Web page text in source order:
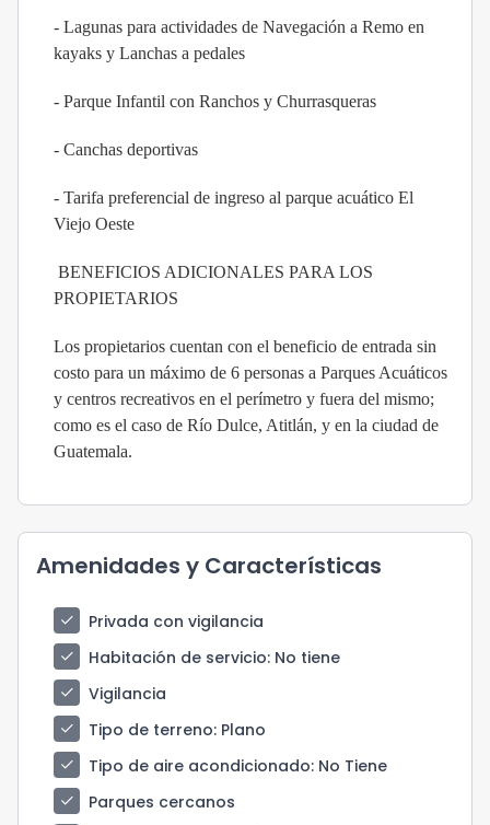
- Lagunas para actividades de Navegación a Remo en
kayaks y Lanchas a pedales
- Parque Infantil con Ranchos y Churrasqueras
- Canchas deportivas
- Tarifa preferencial de ingreso al parque acuático El
Viejo Oeste
BENEFICIOS ADICIONALES PARA LOS
PROPIETARIOS
Los propietarios cuentan con el beneficio de entrada sin
costo para un máximo de 6 personas a Parques Acuáticos
y centros recreativos en el perímetro y fuera del mismo;
como es el caso de Río Dulce, Atitlán, y en la ciudad de
Guatemala.
Amenidades y Características
check
Privada con vigilancia
check
Habitación de servicio: No tiene
check
Vigilancia
check
Tipo de terreno: Plano
check
Tipo de aire acondicionado: No Tiene
check
Parques cercanos